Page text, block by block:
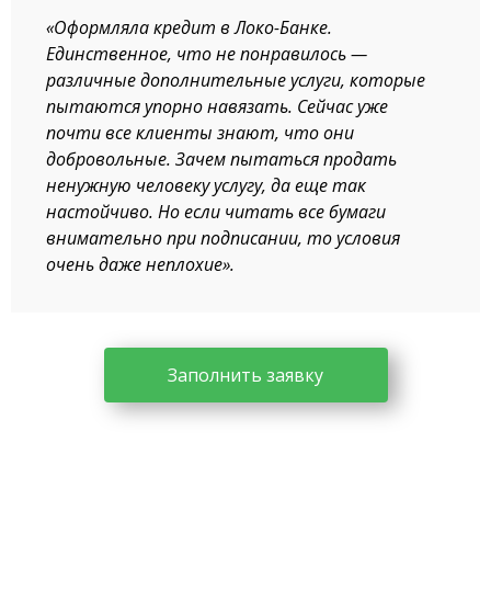
«Оформляла кредит в Локо-Банке.
Единственное, что не понравилось —
различные дополнительные услуги, которые
пытаются упорно навязать. Сейчас уже
почти все клиенты знают, что они
добровольные. Зачем пытаться продать
ненужную человеку услугу, да еще так
настойчиво. Но если читать все бумаги
внимательно при подписании, то условия
очень даже неплохие».
Заполнить заявку